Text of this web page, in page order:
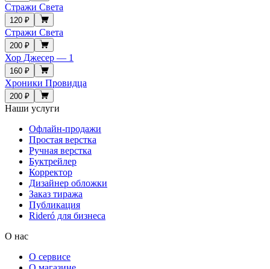
Стражи Света
120 ₽
Стражи Света
200 ₽
Хор Джесер — 1
160 ₽
Хроники Провидца
200 ₽
Наши услуги
Офлайн-продажи
Простая верстка
Ручная верстка
Буктрейлер
Корректор
Дизайнер обложки
Заказ тиража
Публикация
Rideró для бизнеса
О нас
О сервисе